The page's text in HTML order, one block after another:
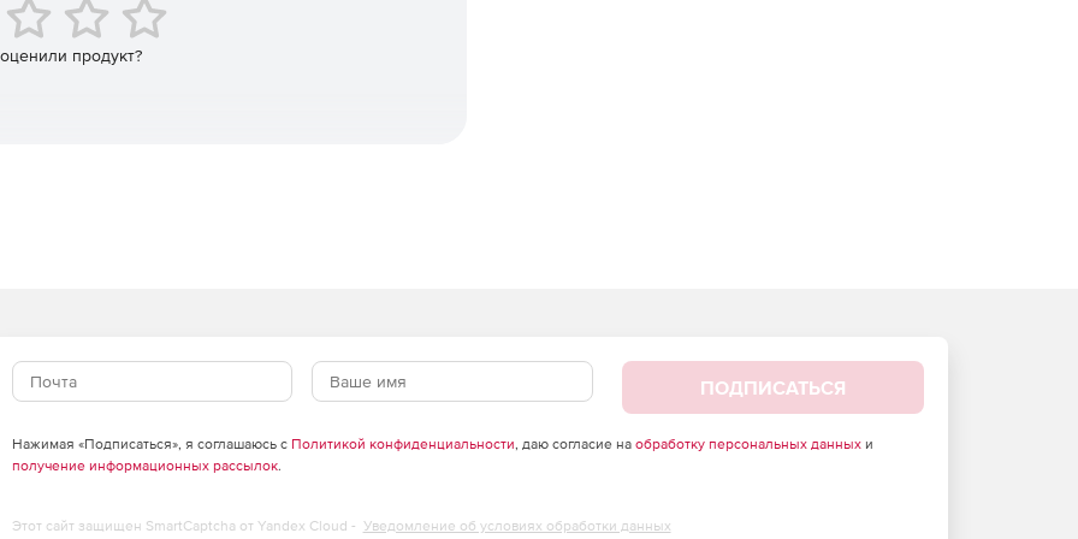
выбор размера шрифта с использованием единого
управление взаимоисключающими вариантами
полилинии и двухмерных контурных
продукт?
ПОДПИСАТЬСЯ
Нажимая «Подписаться», я соглашаюсь с Политикой конфиденциальности, даю согласие на обработку персональных данныхи
получение информационных рассылок.
Этот сайт защищен SmartCaptcha от Yandex Cloud - Уведомление об условиях обработки данных